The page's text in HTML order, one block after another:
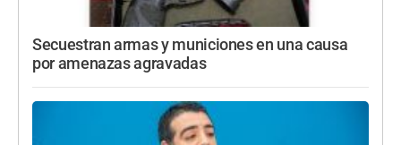
Secuestran armas y municiones en una causa
por amenazas agravadas